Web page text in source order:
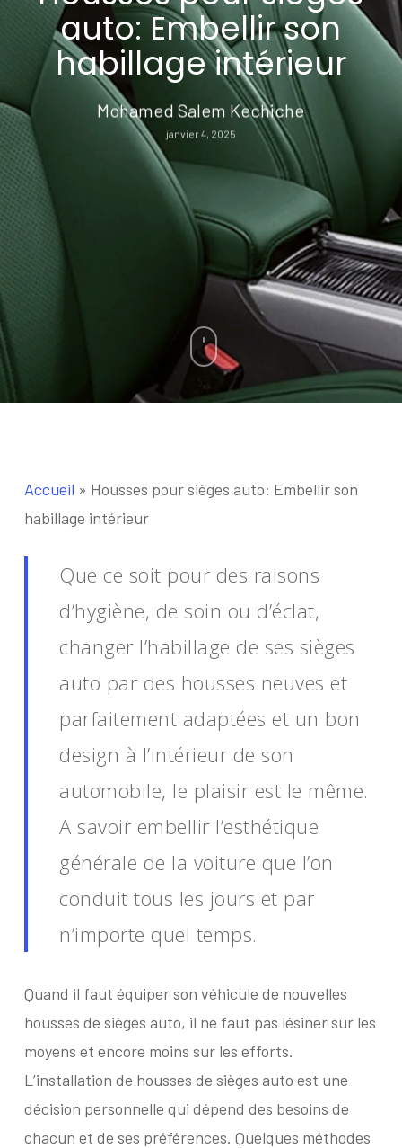
auto: Embellir son
habillage intérieur
Mohamed Salem Kechiche
janvier 4, 2025
Accueil » Housses pour sièges auto: Embellir son
habillage intérieur
Que ce soit pour des raisons
d’hygiène, de soin ou d’éclat,
changer l’habillage de ses sièges
auto par des housses neuves et
parfaitement adaptées et un bon
design à l’intérieur de son
automobile, le plaisir est le même.
A savoir embellir l’esthétique
générale de la voiture que l’on
conduit tous les jours et par
n’importe quel temps.
Quand il faut équiper son véhicule de nouvelles
housses de sièges auto, il ne faut pas lésiner sur les
moyens et encore moins sur les efforts.
L’installation de housses de sièges auto est une
décision personnelle qui dépend des besoins de
chacun et de ses préférences. Quelques méthodes